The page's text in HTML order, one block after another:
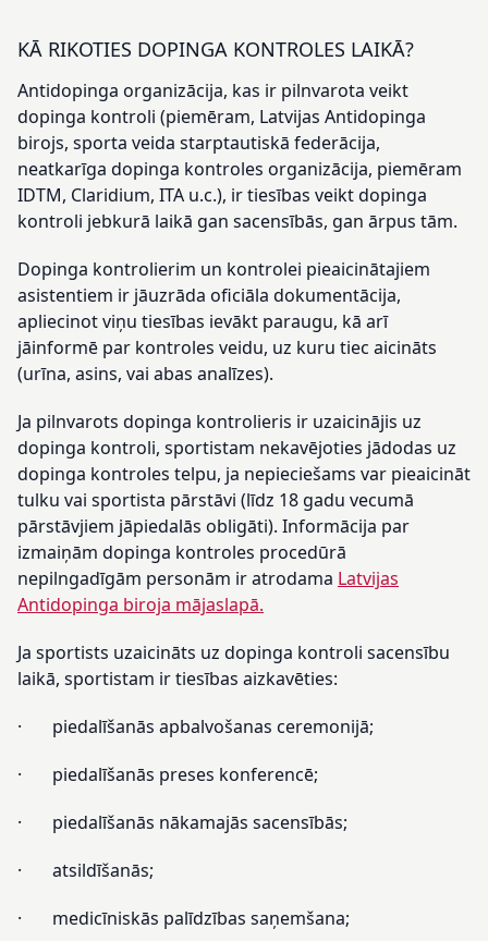
KĀ RIKOTIES DOPINGA KONTROLES LAIKĀ?
Antidopinga organizācija, kas ir pilnvarota veikt
dopinga kontroli (piemēram, Latvijas Antidopinga
birojs, sporta veida starptautiskā federācija,
neatkarīga dopinga kontroles organizācija, piemēram
IDTM, Claridium, ITA u.c.), ir tiesības veikt dopinga
kontroli jebkurā laikā gan sacensībās, gan ārpus tām.
Dopinga kontrolierim un kontrolei pieaicinātajiem
asistentiem ir jāuzrāda oficiāla dokumentācija,
apliecinot viņu tiesības ievākt paraugu, kā arī
jāinformē par kontroles veidu, uz kuru tiec aicināts
(urīna, asins, vai abas analīzes).
Ja pilnvarots dopinga kontrolieris ir uzaicinājis uz
dopinga kontroli, sportistam nekavējoties jādodas uz
dopinga kontroles telpu, ja nepieciešams var pieaicināt
tulku vai sportista pārstāvi (līdz 18 gadu vecumā
pārstāvjiem jāpiedalās obligāti). Informācija par
izmaiņām dopinga kontroles procedūrā
nepilngadīgām personām ir atrodama Latvijas
Antidopinga biroja mājaslapā.
Ja sportists uzaicināts uz dopinga kontroli sacensību
laikā, sportistam ir tiesības aizkavēties:
· piedalīšanās apbalvošanas ceremonijā;
· piedalīšanās preses konferencē;
· piedalīšanās nākamajās sacensībās;
· atsildīšanās;
· medicīniskās palīdzības saņemšana;